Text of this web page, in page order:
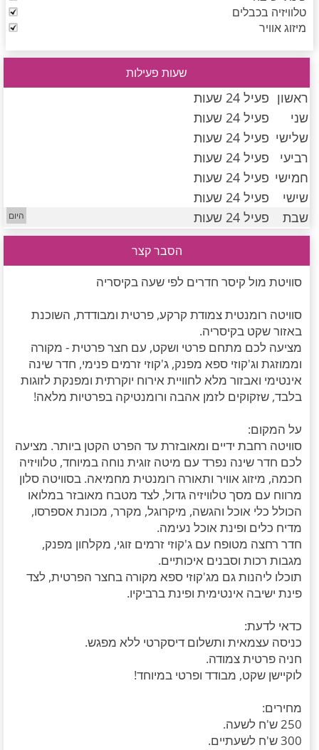
חדרים לפי שעה בהערבה
חדרים לפי שעה במישור החוף הדרומי
טלוויזיה בכבלים
מיזוג אוויר
שעות פעילות
ראשון פעיל 24 שעות
שני
פעיל 24 שעות
שלישי פעיל 24 שעות
רביעי
פעיל 24 שעות
חמישי פעיל 24 שעות
שישי
פעיל 24 שעות
שבת
פעיל 24 שעות
הסבר קצר
סוויטת מול קיסר חדרים לפי שעה בקיסריה
סוויטה רומנטית צמודת קרקע, פרטית ומבודדת, השוכנת
באזור שקט בקיסריה.
מציעה לכם מתחם פרטי ושקט, עם חצר פרטית - מקורה
וממוזגת וג'קוזי ספא מפנק, ג'קוזי זרמים פנימי, חדר שינה
אינטימי ואבזור מלא לחוויית אירוח יוקרתית ומפנקת לזוגות
בלבד, שזקוקים לזמן אהבה ורומנטיקה בפרטיות מלאה!
על המקום:
סוויטה רחבת ידיים ומאובזרת עד הפרט הקטן ביותר. מציעה
לכם חדר שינה נפרד עם מיטה זוגית נוחה במיוחד, טלוויזיה
חכמה, מיזוג אוויר ותאורה רומנטית מחמיאה. בסוויטה סלון
מרווח עם מסך טלוויזיה גדול, לצד מטבח מאובזר במלואו
הכולל כלי אוכל והגשה, מיקרוגל, מקרר, מכונת אספרסו,
מדיח כלים ופינת אוכל נעימה.
חדר רחצה מטופח עם ג'קוזי זרמים זוגי, מקלחון מפנק,
מגבות רכות וסבנים איכותיים.
תוכלו ליהנות גם מג'קוזי ספא מקורה בחצר הפרטית, לצד
פינת ישיבה אינטימית ופינת ברביקיו.
כדאי לדעת:
כניסה עצמאית ותשלום דיסקרטי ללא מפגש.
חניה פרטית צמודה.
לוקיישן שקט, מבודד ופרטי במיוחד!
מחירים:
250 ש'ח לשעה.
300 ש'ח לשעתיים.